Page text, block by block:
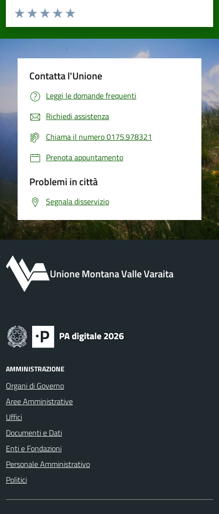
Valuta da 1 a 5 stelle la pagina
Valuta 5 stelle su 5
Valuta 4 stelle su 5
Valuta 3 stelle su 5
Valuta 2 stelle su 5
Valuta 1 stelle su 5
Contatta l'Unione
Leggi le domande frequenti
Richiedi assistenza
Chiama il numero 0175.978321
Prenota appuntamento
Problemi in città
Segnala disservizio
Unione Montana Valle Varaita
AMMINISTRAZIONE
Organi di Governo
Aree Amministrative
Uffici
Documenti e Dati
Enti e Fondazioni
Personale Amministrativo
Politici